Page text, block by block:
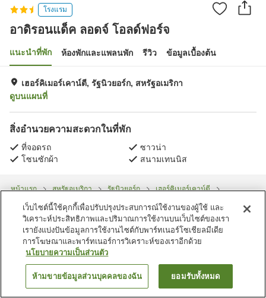
โรงแรม
อาดิรอนแด็ค ลอดจ์ โอลด์ฟอร์จ
แนะนำที่พัก ห้องพักและแพลนพัก รีวิว ข้อมูลเบื้องต้น
เฮอร์คิเมอร์เคาน์ตี, รัฐนิวยอร์ก, สหรัฐอเมริกา
ดูบนแผนที่
สิ่งอำนวยความสะดวกในที่พัก
ที่จอดรถ
ซาวน่า
โซนซักผ้า
สนามเทนนิส
หน้าแรก สหรัฐอเมริกา รัฐนิวยอร์ก
เฮอร์คิเมอร์เคาน์ตี
อาดิรอนแด็ค ลอดจ์ โอลด์ฟอร์จ
ค้นหาห้องพัก
เว็บไซต์นี้ใช้คุกกี้เพื่อปรับปรุงประสบการณ์ใช้งานของผู้ใช้ และ
วิเคราะห์ประสิทธิภาพและปริมาณการใช้งานบนเว็บไซต์ของเรา
เรายังแบ่งปันข้อมูลการใช้งานไซต์กับพาร์ทเนอร์โซเชียลมีเดีย
การโฆษณาและพาร์ทเนอร์การวิเคราะห์ของเราอีกด้วย
นโยบายความเป็นส่วนตัว
ห้ามขายข้อมูลส่วนบุคคลของฉัน ยอมรับทั้งหมด